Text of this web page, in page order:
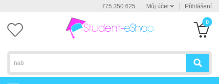
775 350 625 Můj účet Přihlášení
0